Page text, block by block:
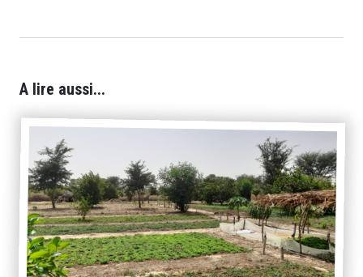
A lire aussi...